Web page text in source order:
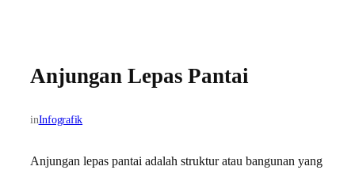
Anjungan Lepas Pantai
inInfografik
Anjungan lepas pantai adalah struktur atau bangunan yang